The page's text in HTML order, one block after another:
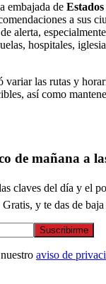
embajada de
a sus
alerta,
hospitales,
variar las rutas y
así como
de mañana a
claves del día y el
y te das de
Suscribirme
aviso de